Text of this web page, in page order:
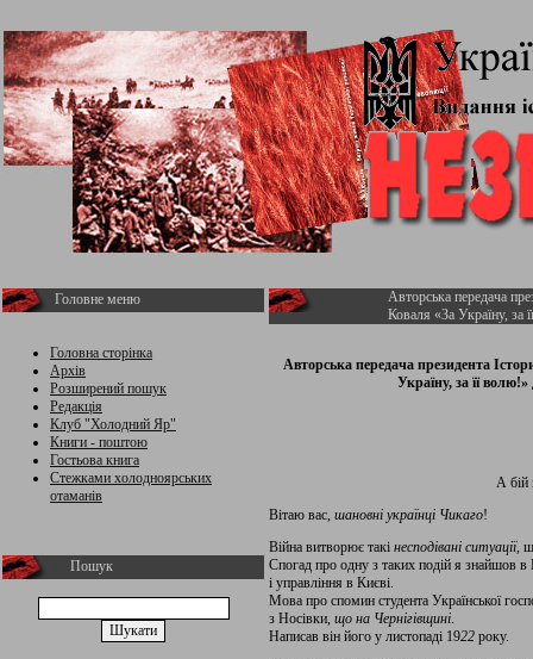
Головне меню
Головна сторінка
Архів
Розширений пошук
Редакція
Клуб "Холодний Яр"
Книги - поштою
Гостьова книга
Стежками холодноярських
отаманів
Пошук
Авторська передача
Коваля «За Україну, за
Авторська передача президента
Україну, за її
А бій
Вітаю вас, шановні українці Чикаго!
Війна витворює такі несподівані ситуації,
Спогад про одну з таких подій я знайшов
і управління в Києві.
Мова про спомин студента Української
з Носівки, що на Чернігівщині.
Написав він його у листопаді 1922 року.